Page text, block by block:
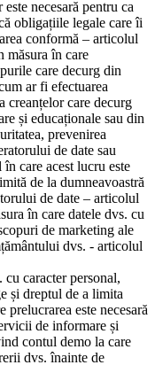
necesară pentru ca
obligațiile legale care îi
conformă – articolul
măsura în care
care decurg din
ar fi efectuarea
creanțelor care decurg
și educaționale sau din
prevenirea
de date sau
care acest lucru este
de la dumneavoastră
de date – articolul
în care datele dvs. cu
de marketing ale
dvs. - articolul
cu caracter personal,
și dreptul de a limita
prelucrarea este necesară
de informare și
contul demo la care
dvs. înainte de